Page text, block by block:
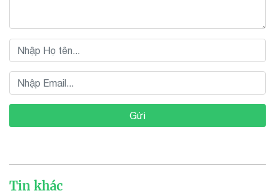
Gửi
Tin khác